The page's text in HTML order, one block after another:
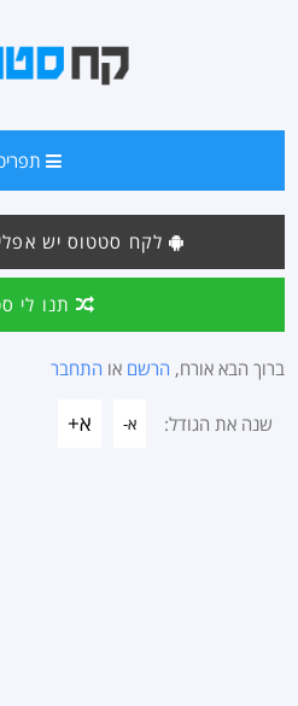
לקח סטטוס יש
תנו לי
ברוך הבא אורח, הרשם או התחבר
שנה את הגודל: א- א+